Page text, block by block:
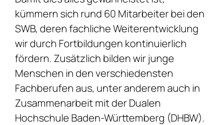
kümmern sich rund 60 Mitarbeiter bei den
SWB, deren fachliche Weiterentwicklung
wir durch Fortbildungen kontinuierlich
fördern. Zusätzlich bilden wir junge
Menschen in den verschiedensten
Fachberufen aus, unter anderem auch in
Zusammenarbeit mit der Dualen
Hochschule Baden-Württemberg (DHBW).